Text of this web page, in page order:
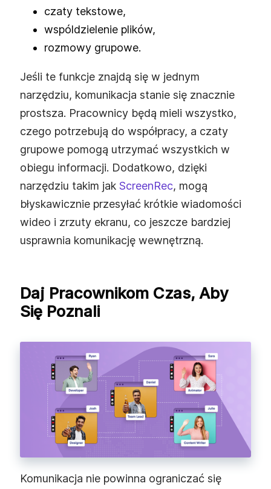
czaty tekstowe,
wspóldzielenie plików,
rozmowy grupowe.
Jeśli te funkcje znajdą się w jednym
narzędziu, komunikacja stanie się znacznie
prostsza. Pracownicy będą mieli wszystko,
czego potrzebują do współpracy, a czaty
grupowe pomogą utrzymać wszystkich w
obiegu informacji. Dodatkowo, dzięki
narzędziu takim jak ScreenRec, mogą
błyskawicznie przesyłać krótkie wiadomości
wideo i zrzuty ekranu, co jeszcze bardziej
usprawnia komunikację wewnętrzną.
Daj Pracownikom Czas, Aby
Się Poznali
Komunikacja nie powinna ograniczać się